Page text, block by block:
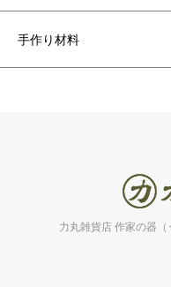
手作り材料
力丸雑貨店 作家の器